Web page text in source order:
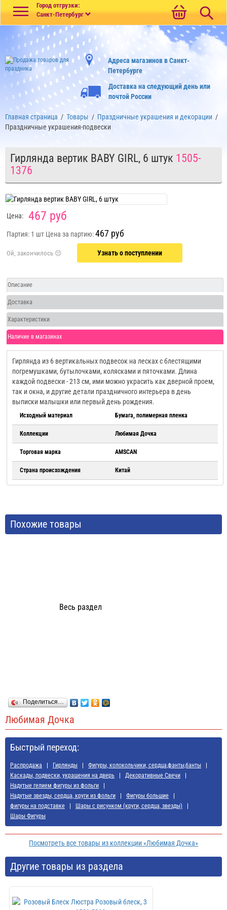
Город отгрузки:
Санкт-Петербург
Адреса магазинов в Санкт-
Петербурге
Доставка на следующий день или
почтой России
Главная страница / Товары / Праздничные украшения и декорации /
Праздничные украшения-подвески
Гирлянда вертик BABY GIRL, 6 штук 1505-
1376
Цена: 467 руб
Партия: 1 шт Цена за партию:467 руб
Узнать о поступлении
Описание
Доставка
Характеристики
Наличие в магазинах
Гирлянда из 6 вертикальных подвесок на лесках с блестящими
погремушками, бутылочками, колясками и пяточками. Длина
каждой подвески - 213 см, ими можно украсить как дверной проем,
так и окна, и другие детали праздничного интерьера в день
выписки малышки или первый день рождения.
Исходный материал Бумага, полимерная пленка
Коллекции Любимая Дочка
Торговая марка AMSCAN
Страна происхождения Китай
Похожие товары
Весь раздел
Поделиться…
Любимая Дочка
Быстрый переход:
Распродажа Гирлянды
Фигуры, колокольчики, сердца,фанты,банты
Каскады, подвески, украшения на дверь
Декоративные Свечи
Надутые гелием фигуры из фольги
Надутые звезды, сердца, круги из фольги
Фигуры большие
фигуры на подставке
Шары с рисунком (круги, сердца, звезды)
Шары Фигуры
Посмотреть все товары из коллекции «Любимая Дочка»
Другие товары из раздела